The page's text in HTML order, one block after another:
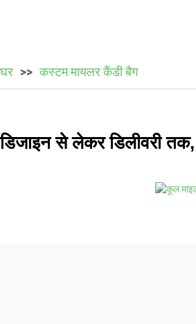
घर कस्टम मायलर कैंडी बैग
डिजाइन से लेकर डिलीवरी